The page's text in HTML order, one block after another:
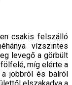
csakis fel­szálló
vízszintes
levegő a görbült
míg elérte a
jobbról és balról